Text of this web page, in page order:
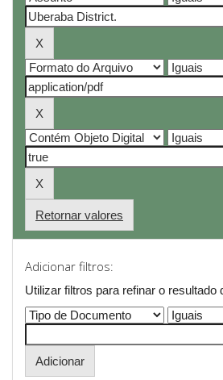
Retornar valores
Adicionar filtros:
Utilizar filtros para refinar o resultado